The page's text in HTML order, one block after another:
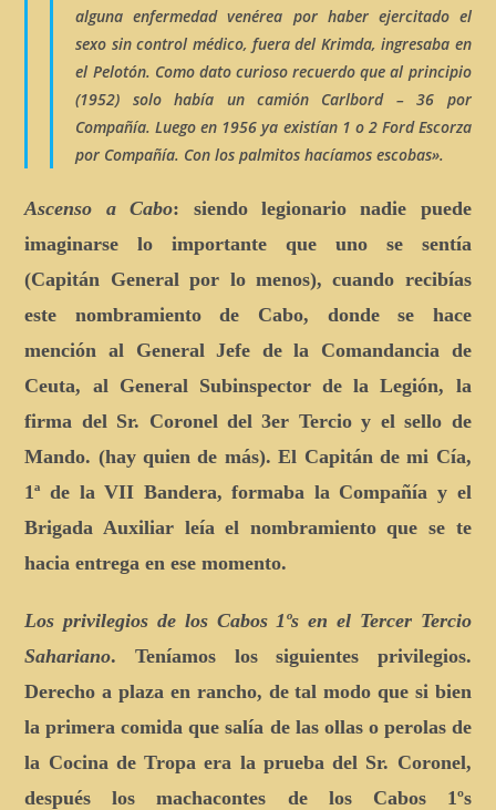
alguna enfermedad venérea por haber ejercitado el
sexo sin control médico, fuera del Krimda, ingresaba en
el Pelotón. Como dato curioso recuerdo que al principio
(1952) solo había un camión Carlbord – 36 por
Compañía. Luego en 1956 ya existían 1 o 2 Ford Escorza
por Compañía. Con los palmitos hacíamos escobas».
Ascenso a Cabo: siendo legionario nadie puede
imaginarse lo importante que uno se sentía
(Capitán General por lo menos), cuando recibías
este nombramiento de Cabo, donde se hace
mención al General Jefe de la Comandancia de
Ceuta, al General Subinspector de la Legión, la
firma del Sr. Coronel del 3er Tercio y el sello de
Mando. (hay quien de más). El Capitán de mi Cía,
1ª de la VII Bandera, formaba la Compañía y el
Brigada Auxiliar leía el nombramiento que se te
hacia entrega en ese momento.
Los privilegios de los Cabos 1ºs en el Tercer Tercio
Sahariano. Teníamos los siguientes privilegios.
Derecho a plaza en rancho, de tal modo que si bien
la primera comida que salía de las ollas o perolas de
la Cocina de Tropa era la prueba del Sr. Coronel,
después los machacontes de los Cabos 1ºs